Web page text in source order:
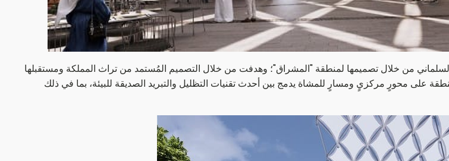
من خلال تصميمها لمنطقة "المشراق"؛ وهدفت من خلال التصميم المُستمد من تراث المملكة ومستقبلها
على محورٍ مركزيٍ ومسارٍ للمشاة يدمج بين أحدث تقنيات التظليل والتبريد الصديقة للبيئة، بما في ذلك